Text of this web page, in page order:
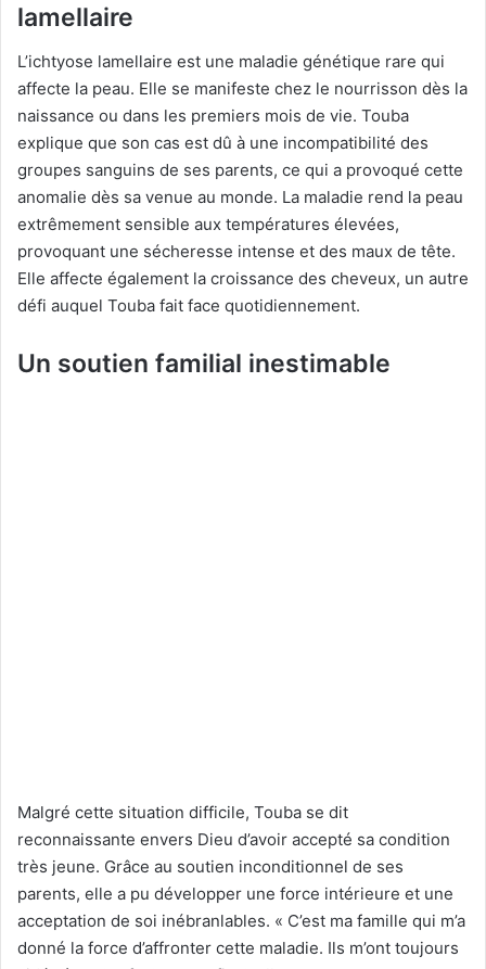
lamellaire
L’ichtyose lamellaire est une maladie génétique rare qui
affecte la peau. Elle se manifeste chez le nourrisson dès la
naissance ou dans les premiers mois de vie. Touba
explique que son cas est dû à une incompatibilité des
groupes sanguins de ses parents, ce qui a provoqué cette
anomalie dès sa venue au monde. La maladie rend la peau
extrêmement sensible aux températures élevées,
provoquant une sécheresse intense et des maux de tête.
Elle affecte également la croissance des cheveux, un autre
défi auquel Touba fait face quotidiennement.
Un soutien familial inestimable
Malgré cette situation difficile, Touba se dit
reconnaissante envers Dieu d’avoir accepté sa condition
très jeune. Grâce au soutien inconditionnel de ses
parents, elle a pu développer une force intérieure et une
acceptation de soi inébranlables. « C’est ma famille qui m’a
donné la force d’affronter cette maladie. Ils m’ont toujours